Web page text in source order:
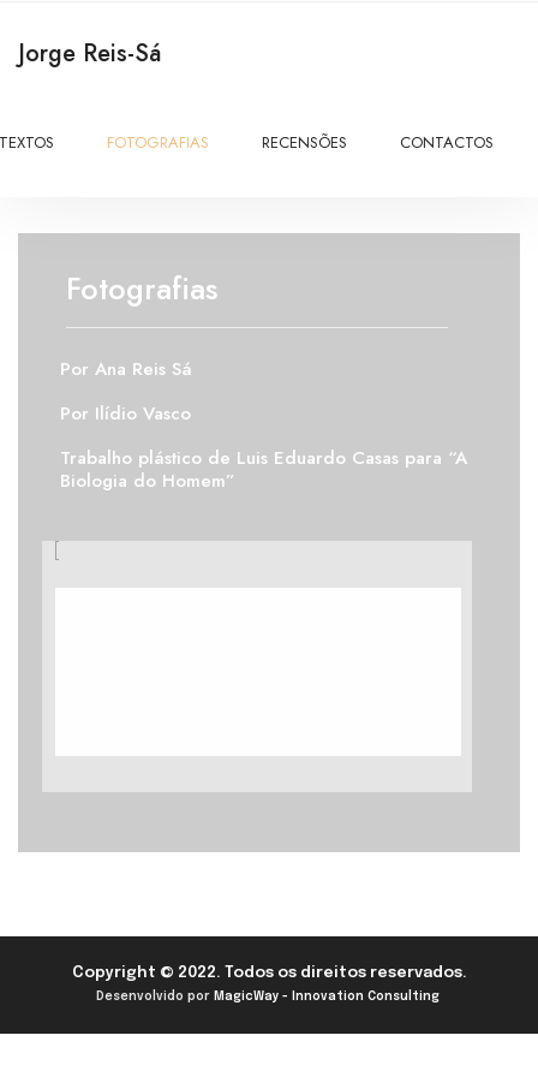
Jorge Reis-Sá
TEXTOS FOTOGRAFIAS RECENSÕES CONTACTOS
Fotografias
Por Ana Reis Sá
Por Ilídio Vasco
Trabalho plástico de Luis Eduardo Casas para “A
Biologia do Homem”
Copyright © 2022. Todos os direitos reservados.
Desenvolvido por MagicWay - Innovation Consulting